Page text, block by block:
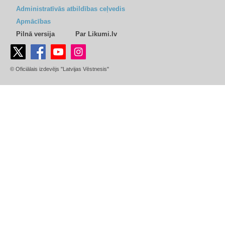
Administratīvās atbildības ceļvedis
Apmācības
Pilnā versija
Par Likumi.lv
© Oficiālais izdevējs "Latvijas Vēstnesis"